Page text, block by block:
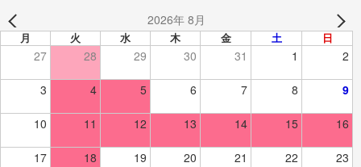
2026年 8月
月 火 水 木 金 土 日
27 28 29 30 31 1 2
3 4 5 6 7 8 9
10 11 12 13 14 15 16
17 18 19 20 21 22 23